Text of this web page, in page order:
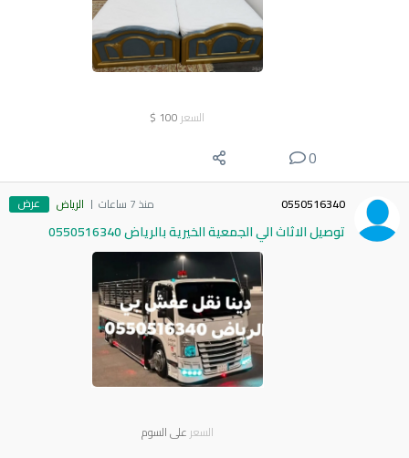
السعر 100
$
0
0550516340 منذ 7 ساعات الرياض عرض
توصيل الاثاث الي الجمعية الخيرية بالرياض 0550516340
السعر على السوم